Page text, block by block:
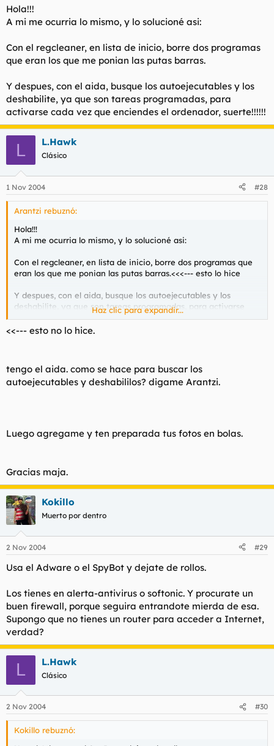
Hola!!!
A mi me ocurria lo mismo, y lo solucioné asi:
Con el regcleaner, en lista de inicio, borre dos programas
que eran los que me ponian las putas barras.
Y despues, con el aida, busque los autoejecutables y los
deshabilite, ya que son tareas programadas, para
activarse cada vez que enciendes el ordenador, suerte!!!!!!
L L.Hawk
Clásico
1 Nov 2004 #28
Arantzi rebuznó:
Hola!!!
A mi me ocurria lo mismo, y lo solucioné asi:
Con el regcleaner, en lista de inicio, borre dos programas que
eran los que me ponian las putas barras.<<<--- esto lo hice
Y despues, con el aida, busque los autoejecutables y los
deshabilite, ya que son tareas programadas, para activarse
cada vez que enciendes el ordenador, suerte!!!!!!
Haz clic para expandir...
<<--- esto no lo hice.
tengo el aida. como se hace para buscar los
autoejecutables y deshabililos? digame Arantzi.
Luego agregame y ten preparada tus fotos en bolas.
Gracias maja.
Kokillo
Muerto por dentro
2 Nov 2004 #29
Usa el Adware o el SpyBot y dejate de rollos.
Los tienes en alerta-antivirus o softonic. Y procurate un
buen firewall, porque seguira entrandote mierda de esa.
Supongo que no tienes un router para acceder a Internet,
verdad?
L L.Hawk
Clásico
2 Nov 2004 #30
Kokillo rebuznó: